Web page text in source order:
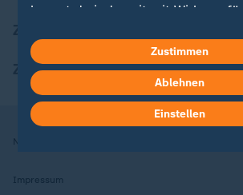
ZDFheute Apps
Nutzungsbedingungen
Impressum
kannst du jederzeit mit Wirkung
Hier findest du das Impressum.
Weitere Informationen findest du in
Datenschutzerklärung.
Zustimmen
Ablehnen
Einstellen